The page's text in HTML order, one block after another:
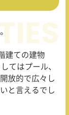
建ての建物
てはプール、
放的で広々し
と言えるでし